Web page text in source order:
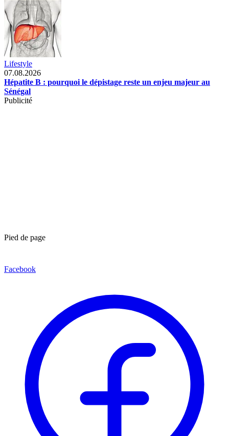
Lifestyle
07.08.2026
Hépatite B : pourquoi le dépistage reste un enjeu majeur au
Sénégal
Publicité
Pied de page
Facebook